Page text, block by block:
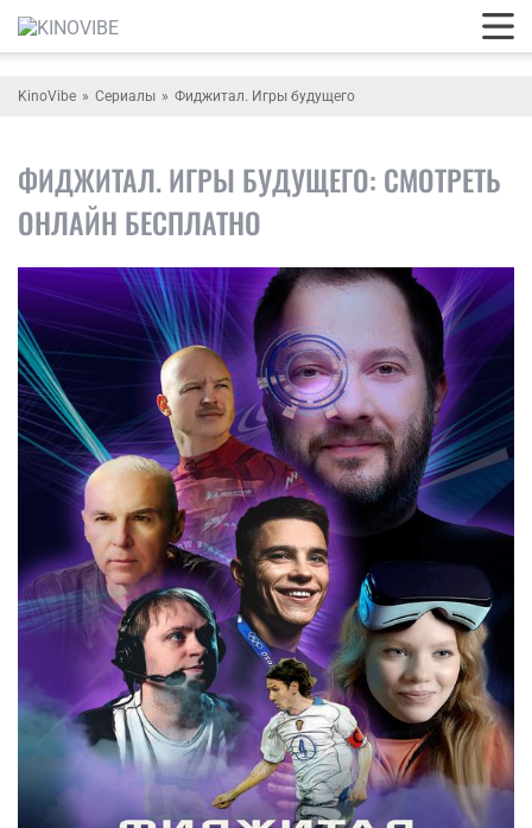
KinoVibe Сериалы Фиджитал. Игры будущего
ФИДЖИТАЛ. ИГРЫ БУДУЩЕГО: СМОТРЕТЬ
ОНЛАЙН БЕСПЛАТНО